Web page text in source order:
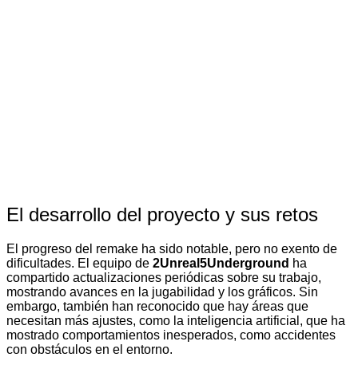
El desarrollo del proyecto y sus retos
El progreso del remake ha sido notable, pero no exento de
dificultades. El equipo de 2Unreal5Underground ha
compartido actualizaciones periódicas sobre su trabajo,
mostrando avances en la jugabilidad y los gráficos. Sin
embargo, también han reconocido que hay áreas que
necesitan más ajustes, como la inteligencia artificial, que ha
mostrado comportamientos inesperados, como accidentes
con obstáculos en el entorno.